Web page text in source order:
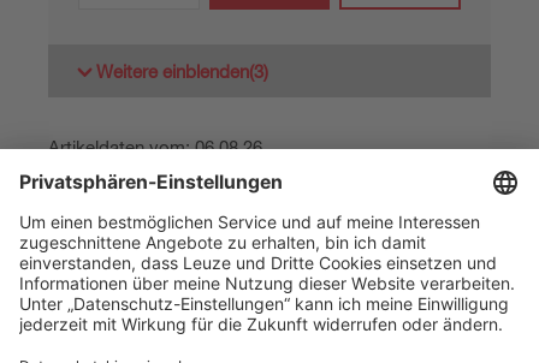
Weitere einblenden(3)
Artikeldaten vom: 06.08.26
The Sensor People
Quick Links